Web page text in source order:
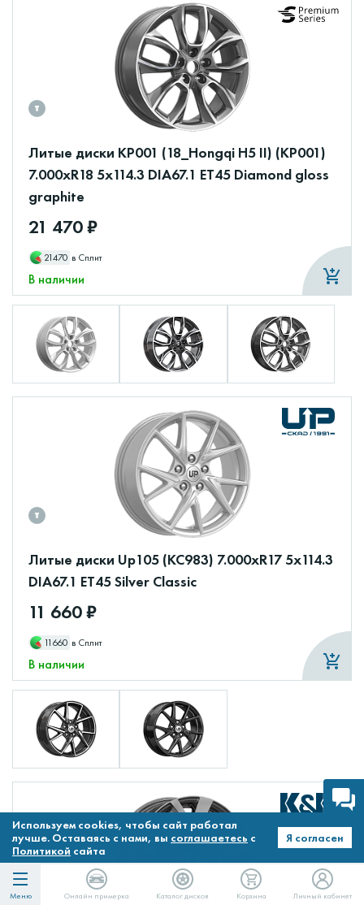
Литые диски КР001 (18_Hongqi H5 II) (КР001)
7.000xR18 5x114.3 DIA67.1 ET45 Diamond gloss
graphite
21 470 ₽
21470 в Сплит
В наличии
Литые диски Up105 (КС983) 7.000xR17 5x114.3
DIA67.1 ET45 Silver Classic
11 660 ₽
11660 в Сплит
В наличии
Меню Онлайн примерка Каталог дисков Корзина Личный кабинет
Используем cookies, чтобы сайт работал
лучше. Оставаясь с нами, вы соглашаетесь с
Политикой сайта
Я согласен